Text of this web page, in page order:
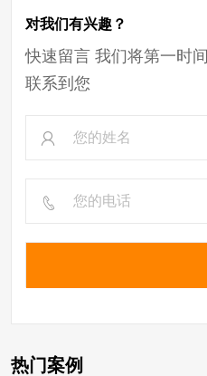
对我们有兴趣？
快速留言 我们将第一时间
联系到您
热门案例